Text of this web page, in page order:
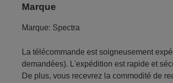
Marque
Marque: Spectra
La télécommande est soigneusement
demandées). L'expédition est rapide et
De plus, vous recevrez la commodité de